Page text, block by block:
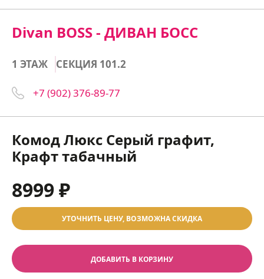
Divan BOSS - ДИВАН БОСС
1 ЭТАЖ СЕКЦИЯ 101.2
+7 (902) 376-89-77
Комод Люкс Серый графит,
Крафт табачный
8999 ₽
УТОЧНИТЬ ЦЕНУ, ВОЗМОЖНА СКИДКА
ДОБАВИТЬ В КОРЗИНУ